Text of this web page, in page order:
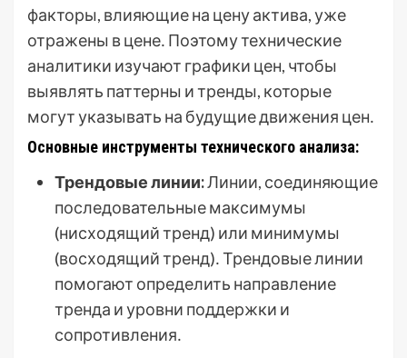
факторы, влияющие на цену актива, уже
отражены в цене․ Поэтому технические
аналитики изучают графики цен, чтобы
выявлять паттерны и тренды, которые
могут указывать на будущие движения цен․
Основные инструменты технического анализа:
Трендовые линии:Линии, соединяющие
последовательные максимумы
(нисходящий тренд) или минимумы
(восходящий тренд)․ Трендовые линии
помогают определить направление
тренда и уровни поддержки и
сопротивления․